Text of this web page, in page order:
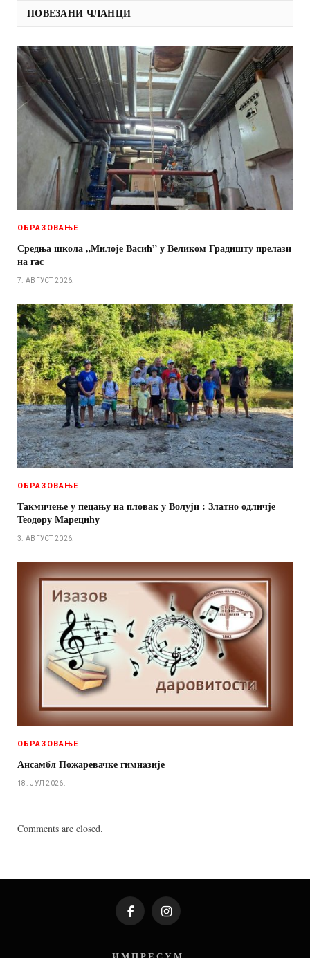
ПОВЕЗАНИ ЧЛАНЦИ
ОБРАЗОВАЊЕ
Средња школа „Милоје Васић” у Великом Градишту прелази
на гас
7. АВГУСТ 2026.
ОБРАЗОВАЊЕ
Такмичење у пецању на пловак у Волуји : Златно одличје
Теодору Марецићу
3. АВГУСТ 2026.
ОБРАЗОВАЊЕ
Ансамбл Пожаревачке гимнaзије
18. ЈУЛ 2026.
Comments are closed.
FacebookInstagram